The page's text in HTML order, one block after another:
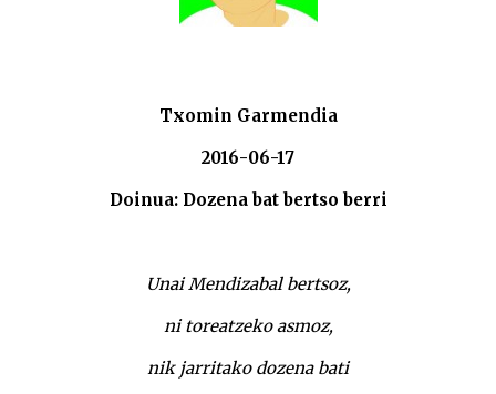
Txomin Garmendia
2016-06-17
Doinua: Dozena bat bertso berri
Unai Mendizabal bertsoz,
ni toreatzeko asmoz,
nik jarritako dozena bati